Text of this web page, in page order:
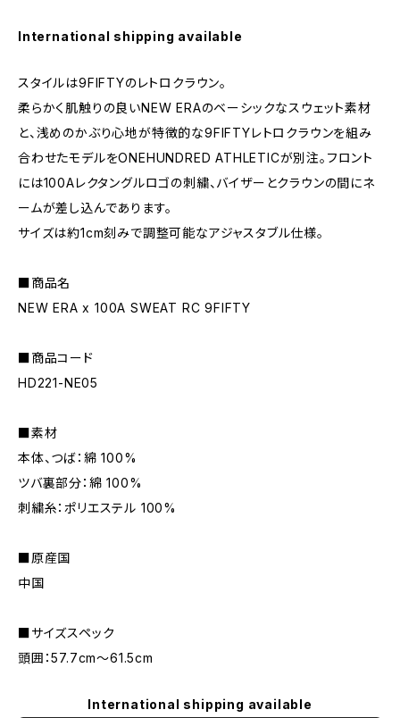
International shipping available
スタイルは9FIFTYのレトロクラウン。
柔らかく肌触りの良いNEW ERAのベーシックなスウェット素材
と、浅めのかぶり心地が特徴的な9FIFTYレトロクラウンを組み
合わせたモデルをONEHUNDRED ATHLETICが別注。フロント
には100Aレクタングルロゴの刺繍、バイザーとクラウンの間にネ
ームが差し込んであります。
サイズは約1cm刻みで調整可能なアジャスタブル仕様。
■商品名
NEW ERA x 100A SWEAT RC 9FIFTY
■商品コード
HD221-NE05
■素材
本体、つば：綿 100%
ツバ裏部分：綿 100%
刺繍糸：ポリエステル 100%
■原産国
中国
■サイズスペック
頭囲：57.7cm〜61.5cm
International shipping available